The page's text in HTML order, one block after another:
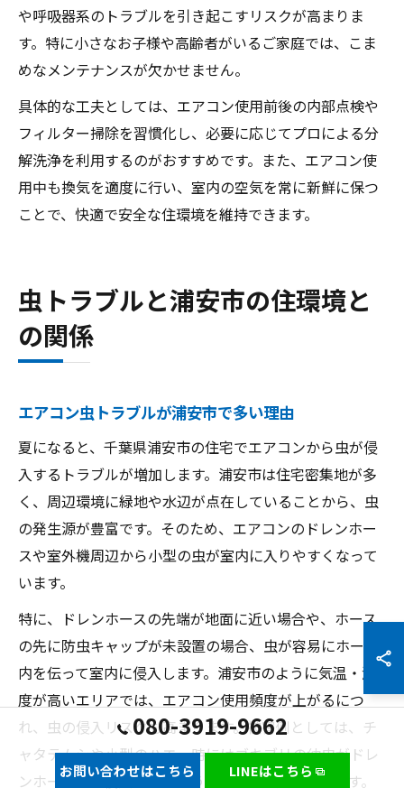
や呼吸器系のトラブルを引き起こすリスクが高まりま
す。特に小さなお子様や高齢者がいるご家庭では、こま
めなメンテナンスが欠かせません。
具体的な工夫としては、エアコン使用前後の内部点検や
フィルター掃除を習慣化し、必要に応じてプロによる分
解洗浄を利用するのがおすすめです。また、エアコン使
用中も換気を適度に行い、室内の空気を常に新鮮に保つ
ことで、快適で安全な住環境を維持できます。
虫トラブルと浦安市の住環境と
の関係
エアコン虫トラブルが浦安市で多い理由
夏になると、千葉県浦安市の住宅でエアコンから虫が侵
入するトラブルが増加します。浦安市は住宅密集地が多
く、周辺環境に緑地や水辺が点在していることから、虫
の発生源が豊富です。そのため、エアコンのドレンホー
スや室外機周辺から小型の虫が室内に入りやすくなって
います。
特に、ドレンホースの先端が地面に近い場合や、ホース
の先に防虫キャップが未設置の場合、虫が容易にホース
内を伝って室内に侵入します。浦安市のように気温・湿
度が高いエリアでは、エアコン使用頻度が上がるにつ
れ、虫の侵入リスクも高まります。被害例としては、チ
ャタテムシや小型のハエ、時にはゴキブリの幼虫がドレ
ンホースから侵入してしまうケースも見受けられます。
080-3919-9662
お問い合わせはこちら LINEはこちら